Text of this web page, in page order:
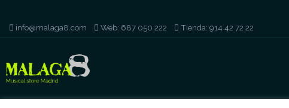
info@malaga8.com Web: 687 050 222 Tienda: 914 42 72 22